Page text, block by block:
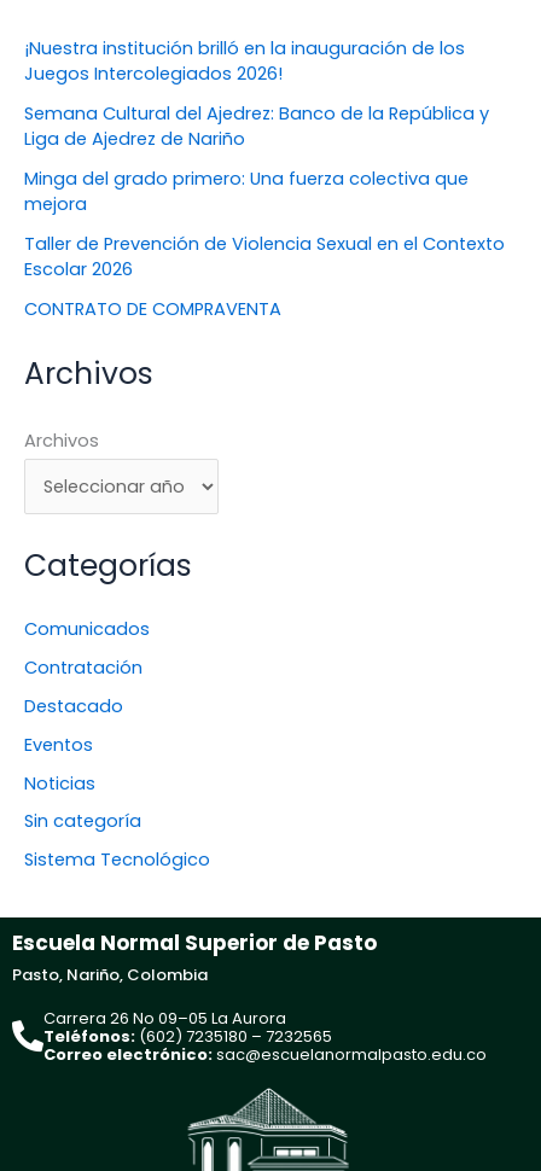
¡Nuestra institución brilló en la inauguración de los
Juegos Intercolegiados 2026!
Semana Cultural del Ajedrez: Banco de la República y
Liga de Ajedrez de Nariño
Minga del grado primero: Una fuerza colectiva que
mejora
Taller de Prevención de Violencia Sexual en el Contexto
Escolar 2026
CONTRATO DE COMPRAVENTA
Archivos
Archivos
Categorías
Comunicados
Contratación
Destacado
Eventos
Noticias
Sin categoría
Sistema Tecnológico
Escuela Normal Superior de Pasto
Pasto, Nariño, Colombia
Carrera 26 No 09–05 La Aurora
Teléfonos: (602) 7235180 – 7232565
Correo electrónico:sac@escuelanormalpasto.edu.co